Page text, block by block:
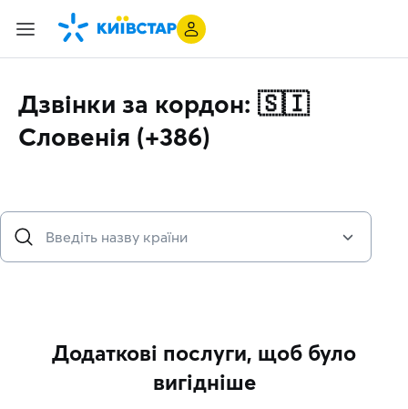
Дзвінки за кордон: 🇸🇮
Словенія (+386)
Додаткові послуги, щоб було
вигідніше